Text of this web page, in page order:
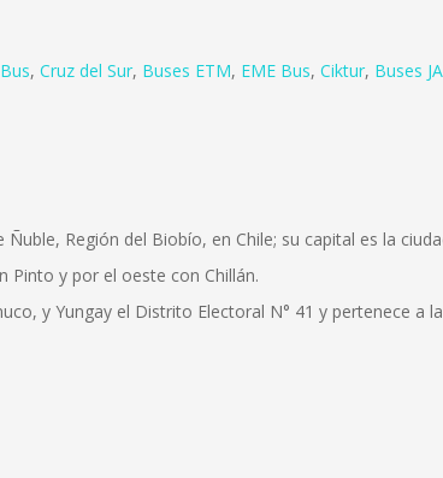
, Cruz del Sur, Buses ETM, EME Bus, Ciktur, Buses
Región del Biobío, en Chile; su capital es la
Pinto y por el oeste con Chillán.
y Yungay el Distrito Electoral N° 41 y pertenece a